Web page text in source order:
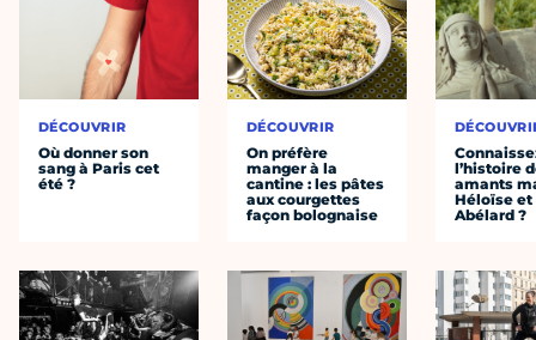
DÉCOUVRIR
Où donner son
sang à Paris cet
été ?
DÉCOUVRIR
On préfère
manger à la
cantine : les pâtes
aux courgettes
façon bolognaise
l’histoire
amants
Héloïse et
Abélard ?